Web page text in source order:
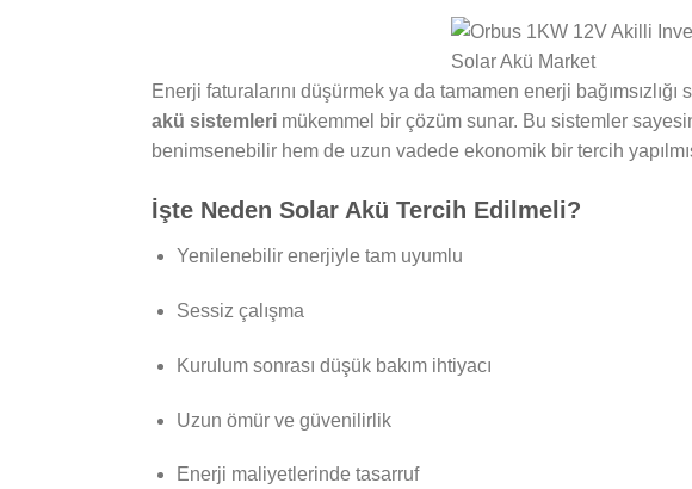
Enerji faturalarını düşürmek ya da tamamen enerji
akü sistemleri mükemmel bir çözüm sunar. Bu sistemler
benimsenebilir hem de uzun vadede ekonomik bir tercih
İşte Neden Solar Akü Tercih Edilmeli?
Yenilenebilir enerjiyle tam uyumlu
Sessiz çalışma
Kurulum sonrası düşük bakım ihtiyacı
Uzun ömür ve güvenilirlik
Enerji maliyetlerinde tasarruf